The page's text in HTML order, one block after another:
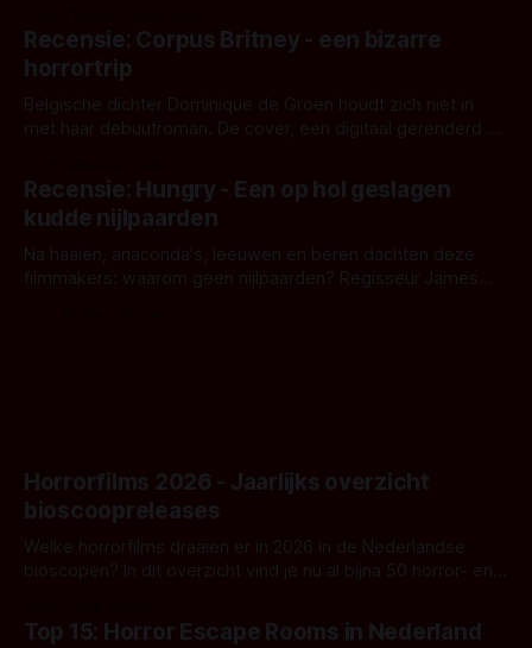
'Skeletons', een nieuwe creature feature waarvoor de
opnames zijn gestart in Australië.
Recensie: Corpus Britney - een bizarre
horrortrip
Belgische dichter Dominique de Groen houdt zich niet in
met haar debuutroman. De cover, een digitaal gerenderd en
achtergrond, belooft iets kleurrijks maar onheilspellends,
iets ongrijpbaars. En dat maakt De Groen met ieder woord
waar.
Recensie: Hungry - Een op hol geslagen
kudde nijlpaarden
Na haaien, anaconda's, leeuwen en beren dachten deze
filmmakers: waarom geen nijlpaarden? Regisseur James
Horrorfilms 2026 - Jaarlijks overzicht
bioscoopreleases
Welke horrorfilms draaien er in 2026 in de Nederlandse
bioscopen? In dit overzicht vind je nu al bijna 50 horror- en
Top 15: Horror Escape Rooms in Nederland